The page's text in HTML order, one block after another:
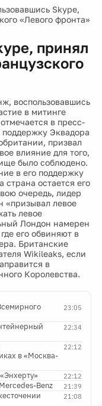
Skype,
«Левого фронта»
принял
воспользовавшись
в митинге
в пресс-
Эквадора
призвал
влияние для того,
было соблюдено.
в его поддержку
остается его
очередь, лидер
левое
левое
Лондон намерен
его обвиняют в
Британские
Wikileaks, если
в
Королевства.
23:05
22:34
22:12
в «Москва-
22:12
21:39
Benz
21:08